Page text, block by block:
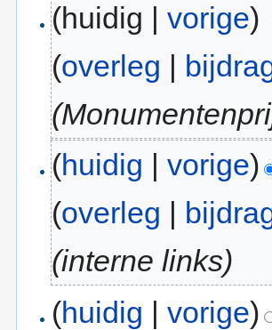
(huidig |vorige)
(overleg |
(huidig |vorige)
(overleg
(interne links)
(huidig |vorige)